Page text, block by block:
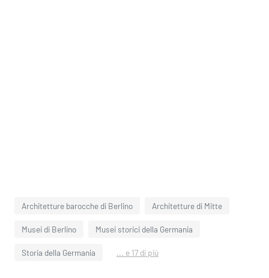
Architetture barocche di Berlino Architetture di Mitte
Musei di Berlino Musei storici della Germania
Storia della Germania ... e 17 di più